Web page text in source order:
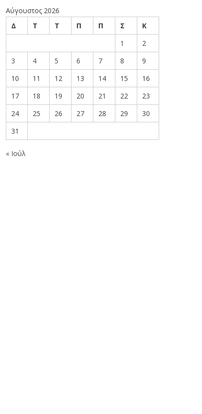
Αύγουστος 2026
Δ
Τ Τ Π Π Σ
Κ
1
2
3
4 5 6 7 8
9
10
11 12 13 14 15
16
17
18 19 20 21 22
23
24
25 26 27 28 29
30
31
« Ιούλ